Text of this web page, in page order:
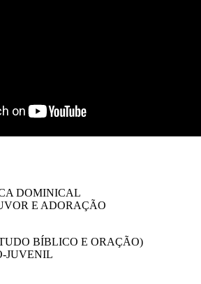
DOMINICAL
E ADORAÇÃO
BÍBLICO E ORAÇÃO)
JUVENIL